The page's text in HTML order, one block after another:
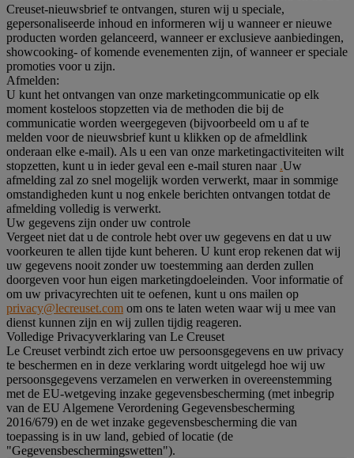
Creuset-nieuwsbrief te ontvangen, sturen wij u speciale,
gepersonaliseerde inhoud en informeren wij u wanneer er nieuwe
producten worden gelanceerd, wanneer er exclusieve aanbiedingen,
showcooking- of komende evenementen zijn, of wanneer er speciale
promoties voor u zijn.
Afmelden:
U kunt het ontvangen van onze marketingcommunicatie op elk
moment kosteloos stopzetten via de methoden die bij de
communicatie worden weergegeven (bijvoorbeeld om u af te
melden voor de nieuwsbrief kunt u klikken op de afmeldlink
onderaan elke e-mail). Als u een van onze marketingactiviteiten wilt
stopzetten, kunt u in ieder geval een e-mail sturen naar .Uw
afmelding zal zo snel mogelijk worden verwerkt, maar in sommige
omstandigheden kunt u nog enkele berichten ontvangen totdat de
afmelding volledig is verwerkt.
Uw gegevens zijn onder uw controle
Vergeet niet dat u de controle hebt over uw gegevens en dat u uw
voorkeuren te allen tijde kunt beheren. U kunt erop rekenen dat wij
uw gegevens nooit zonder uw toestemming aan derden zullen
doorgeven voor hun eigen marketingdoeleinden. Voor informatie of
om uw privacyrechten uit te oefenen, kunt u ons mailen op
privacy@lecreuset.com om ons te laten weten waar wij u mee van
dienst kunnen zijn en wij zullen tijdig reageren.
Volledige Privacyverklaring van Le Creuset
Le Creuset verbindt zich ertoe uw persoonsgegevens en uw privacy
te beschermen en in deze verklaring wordt uitgelegd hoe wij uw
persoonsgegevens verzamelen en verwerken in overeenstemming
met de EU-wetgeving inzake gegevensbescherming (met inbegrip
van de EU Algemene Verordening Gegevensbescherming
2016/679) en de wet inzake gegevensbescherming die van
toepassing is in uw land, gebied of locatie (de
"Gegevensbeschermingswetten").